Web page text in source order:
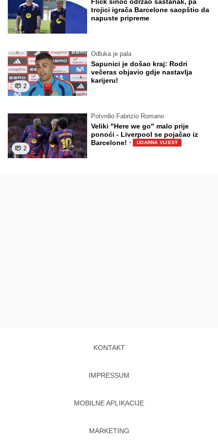
Flick sinoć održao sastanak, pa
trojici igrača Barcelone saopštio da
napuste pripreme
2
Odluka je pala
Sapunici je došao kraj: Rodri
večeras objavio gdje nastavlja
karijeru!
2
Potvrdio Fabrizio Romano
Veliki "Here we go" malo prije
ponoći - Liverpool se pojačao iz
Barcelone! · UDARNA VIJEST
KONTAKT
IMPRESSUM
MOBILNE APLIKACIJE
MARKETING